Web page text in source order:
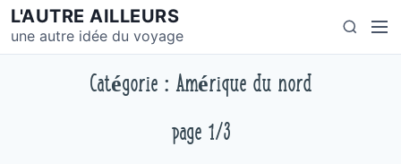
i
L'AUTRE AILLEURS
une autre idée du voyage
S
e
M
Catégorie : Amérique du nord
page 1/3